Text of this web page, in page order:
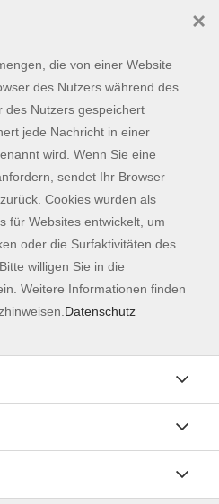
gefunden werden.
Kontaktformular
Impressum
AGB
Datenschutzerklärung
die von einer Website
des Nutzers während des
des Nutzers gespeichert
jede Nachricht in einer
wird. Wenn Sie eine
sendet Ihr Browser
Cookies wurden als
für Websites entwickelt, um
oder die Surfaktivitäten des
willigen Sie in die
Weitere Informationen finden
Datenschutz
×